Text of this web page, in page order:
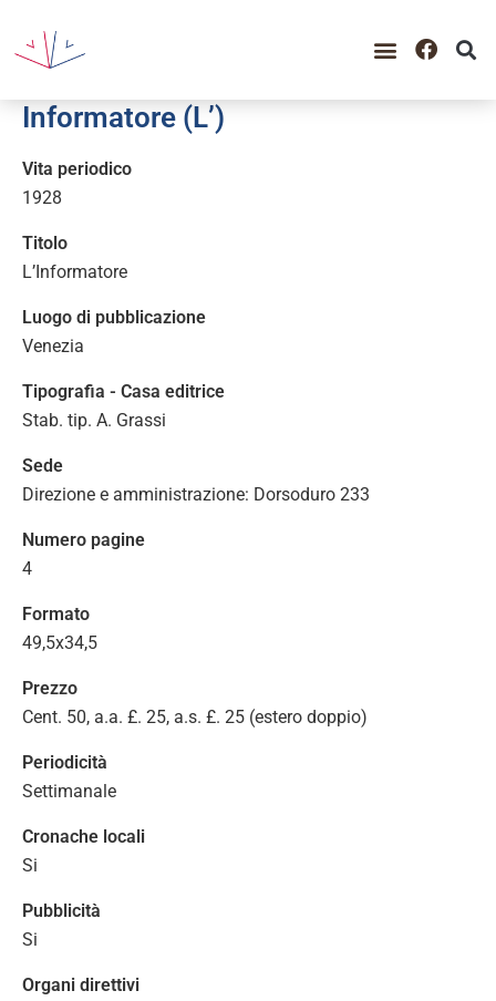
Informatore (L’)
Vita periodico
1928
Titolo
L’Informatore
Luogo di pubblicazione
Venezia
Tipografia - Casa editrice
Stab. tip. A. Grassi
Sede
Direzione e amministrazione: Dorsoduro 233
Numero pagine
4
Formato
49,5x34,5
Prezzo
Cent. 50, a.a. £. 25, a.s. £. 25 (estero doppio)
Periodicità
Settimanale
Cronache locali
Si
Pubblicità
Si
Organi direttivi